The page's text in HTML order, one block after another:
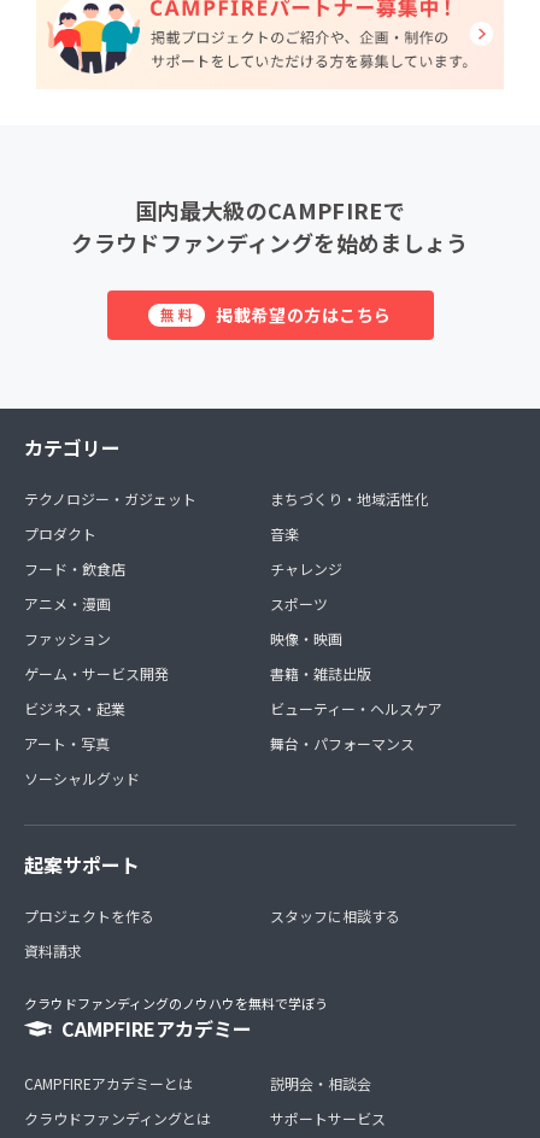
国内最大級のCAMPFIREで
クラウドファンディングを始めましょう
無料 掲載希望の方はこちら
カテゴリー
テクノロジー・ガジェット
プロダクト
フード・飲食店
アニメ・漫画
ファッション
ゲーム・サービス開発
ビジネス・起業
アート・写真
ソーシャルグッド
まちづくり・地域活性化
音楽
チャレンジ
スポーツ
映像・映画
書籍・雑誌出版
ビューティー・ヘルスケア
舞台・パフォーマンス
起案サポート
プロジェクトを作る
資料請求
スタッフに相談する
クラウドファンディングのノウハウを無料で学ぼう
CAMPFIREアカデミー
CAMPFIREアカデミーとは
クラウドファンディングとは
説明会・相談会
サポートサービス